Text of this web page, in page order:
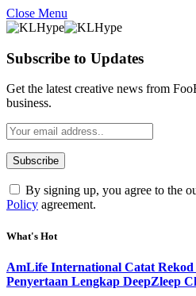
Close Menu
Subscribe to Updates
Get the latest creative news from
business.
By signing up, you agree to the
Policy agreement.
What's Hot
AmLife International Catat
Penyertaan Lengkap DeepZleep